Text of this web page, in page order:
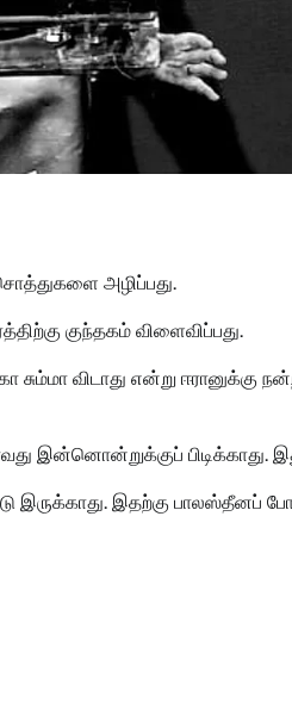
அழிப்பது.
குந்தகம் விளைவிப்பது.
விடாது என்று ஈரானுக்கு
இன்னொன்றுக்குப் பிடிக்காது.
இருக்காது. இதற்கு பாலஸ்தீனப்